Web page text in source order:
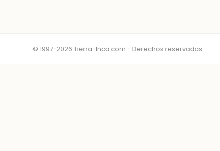
© 1997-2026 Tierra-Inca.com - Derechos reservados.